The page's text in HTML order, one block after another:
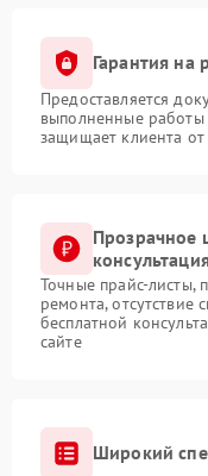
Гарантия на
Предоставляется
выполненные работы
защищает клиента
Прозрачное
Точные прайс-листы,
ремонта, отсутствие
бесплатной
сайте
Широкий